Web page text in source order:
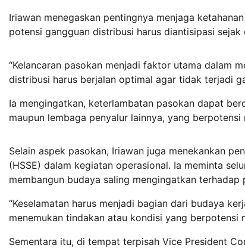
Iriawan menegaskan pentingnya menjaga
potensi gangguan distribusi harus diantisipasi
“Kelancaran pasokan menjadi faktor utama dalam
distribusi harus berjalan optimal agar tidak terjadi
Ia mengingatkan, keterlambatan pasokan dapat
maupun lembaga penyalur lainnya, yang
Selain aspek pasokan, Iriawan juga menekankan
(HSSE) dalam kegiatan operasional. Ia meminta
membangun budaya saling mengingatkan
“Keselamatan harus menjadi bagian dari budaya
menemukan tindakan atau kondisi yang berpotensi
Sementara itu, di tempat terpisah Vice President